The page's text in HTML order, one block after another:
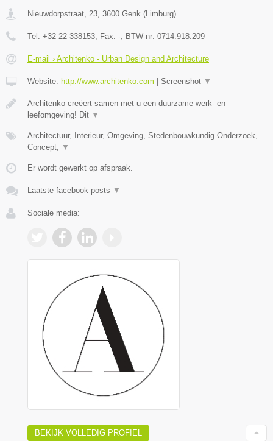
Nieuwdorpstraat, 23 3600 Genk ( Limburg)
Tel: +32 22 338153 , Fax: - , BTW-nr: 0714.918.209
E-mail › Architenko - Urban Design and Architecture
Website: http://www.architenko.com Screenshot ▼
Architenko creëert samen met u een duurzame werk- en
leefomgeving! Dit ▼
Architectuur, Interieur, Omgeving, Stedenbouwkundig Onderzoek,
Concept,
▼
Er wordt gewerkt op afspraak.
Laatste facebook posts ▼
Sociale media:
BEKIJK VOLLEDIG PROFIEL